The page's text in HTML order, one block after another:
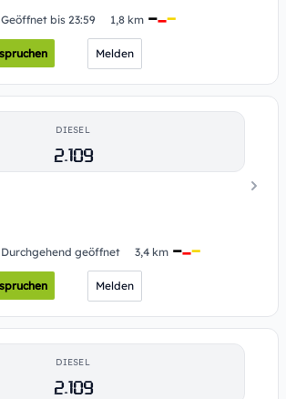
Geöffnet bis 23:59 1,8 km
Melden
DIESEL
2.109
Durchgehend geöffnet 3,4 km
Melden
DIESEL
2.109